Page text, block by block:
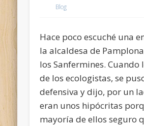
Blog
Hace poco escuché una
la alcaldesa de
los Sanfermines. Cuando
de los ecologistas, se
defensiva y dijo, por un
eran unos hipócritas
mayoría de ellos seguro